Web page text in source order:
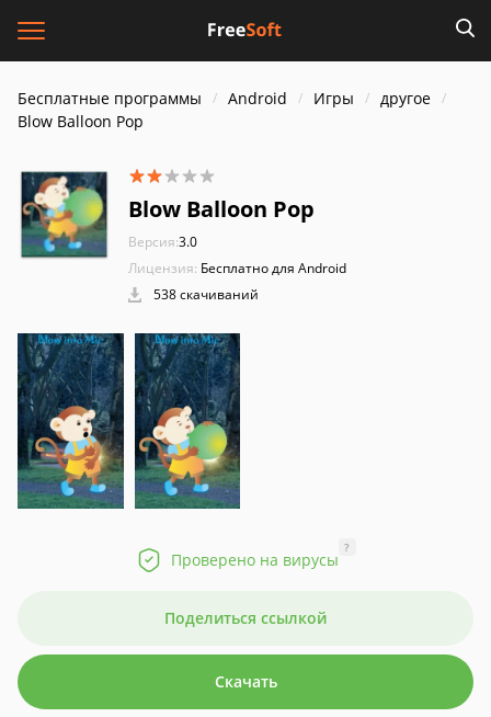
Бесплатные программы Android Игры
другое
Blow Balloon Pop
Blow Balloon Pop
Версия:3.0
Лицензия: Бесплатно для Android
538 скачиваний
Проверено на вирусы
?
Поделиться ссылкой
Скачать